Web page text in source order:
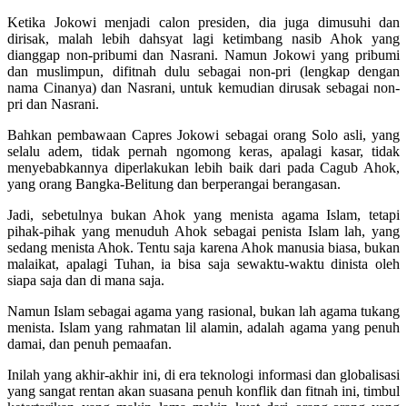
Ketika Jokowi menjadi calon presiden, dia juga dimusuhi dan
dirisak, malah lebih dahsyat lagi ketimbang nasib Ahok yang
dianggap non-pribumi dan Nasrani. Namun Jokowi yang pribumi
dan muslimpun, difitnah dulu sebagai non-pri (lengkap dengan
nama Cinanya) dan Nasrani, untuk kemudian dirusak sebagai non-
pri dan Nasrani.
Bahkan pembawaan Capres Jokowi sebagai orang Solo asli, yang
selalu adem, tidak pernah ngomong keras, apalagi kasar, tidak
menyebabkannya diperlakukan lebih baik dari pada Cagub Ahok,
yang orang Bangka-Belitung dan berperangai berangasan.
Jadi, sebetulnya bukan Ahok yang menista agama Islam, tetapi
pihak-pihak yang menuduh Ahok sebagai penista Islam lah, yang
sedang menista Ahok. Tentu saja karena Ahok manusia biasa, bukan
malaikat, apalagi Tuhan, ia bisa saja sewaktu-waktu dinista oleh
siapa saja dan di mana saja.
Namun Islam sebagai agama yang rasional, bukan lah agama tukang
menista. Islam yang rahmatan lil alamin, adalah agama yang penuh
damai, dan penuh pemaafan.
Inilah yang akhir-akhir ini, di era teknologi informasi dan globalisasi
yang sangat rentan akan suasana penuh konflik dan fitnah ini, timbul